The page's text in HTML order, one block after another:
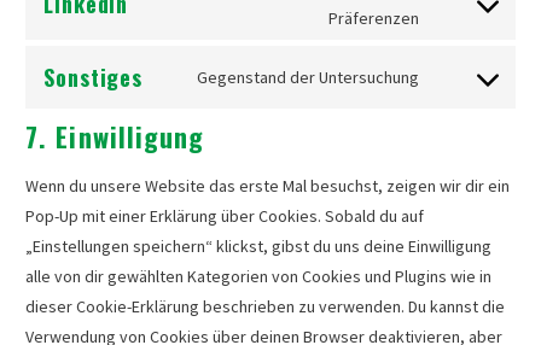
Präferenzen
Consent
service
Sonstiges Gegenstand der Untersuchung
Consent
sonstiges
7. Einwilligung
Wenn du unsere Website das erste Mal besuchst, zeigen wir dir ein
Pop-Up mit einer Erklärung über Cookies. Sobald du auf
„Einstellungen speichern“ klickst, gibst du uns deine Einwilligung
alle von dir gewählten Kategorien von Cookies und Plugins wie in
dieser Cookie-Erklärung beschrieben zu verwenden. Du kannst die
Verwendung von Cookies über deinen Browser deaktivieren, aber